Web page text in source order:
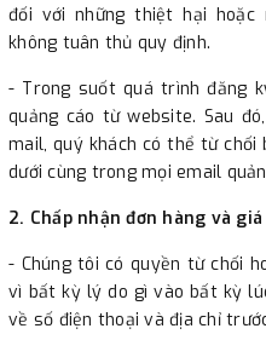
đối với những thiệt hại
không tuân thủ quy định.
- Trong suốt quá trình đăng
quảng cáo từ website. Sau
mail, quý khách có thể từ chối
dưới cùng trong mọi email
2. Chấp nhận đơn hàng và giá
- Chúng tôi có quyền từ chối
vì bất kỳ lý do gì vào bất kỳ
về số điện thoại và địa chỉ